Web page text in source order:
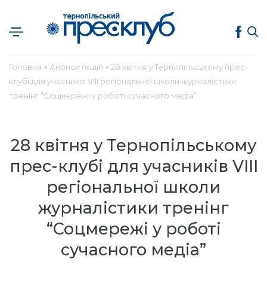
Головна ● Анонси подій ● 28 квітня у Тернопільському прес-
клубі для учасників VIII регіональної школи журналістики
тренінг “Соцмережі у роботі сучасного медіа”
28 квітня у Тернопільському
прес-клубі для учасників VIII
регіональної школи
журналістики тренінг
“Соцмережі у роботі
сучасного медіа”